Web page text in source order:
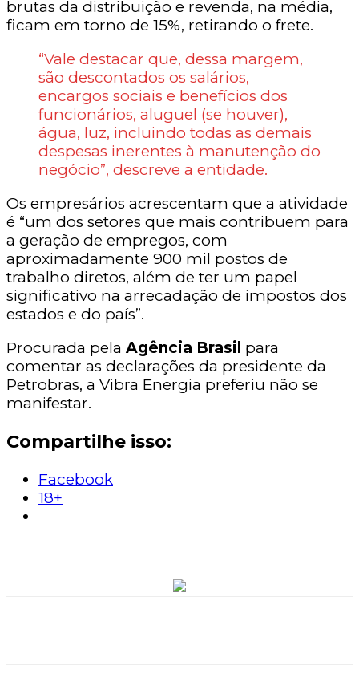
brutas da distribuição e revenda, na média,
ficam em torno de 15%, retirando o frete.
“Vale destacar que, dessa margem,
são descontados os salários,
encargos sociais e benefícios dos
funcionários, aluguel (se houver),
água, luz, incluindo todas as demais
despesas inerentes à manutenção do
negócio”, descreve a entidade.
Os empresários acrescentam que a atividade
é “um dos setores que mais contribuem para
a geração de empregos, com
aproximadamente 900 mil postos de
trabalho diretos, além de ter um papel
significativo na arrecadação de impostos dos
estados e do país”.
Procurada pela Agência Brasil para
comentar as declarações da presidente da
Petrobras, a Vibra Energia preferiu não se
manifestar.
Compartilhe isso:
Facebook
18+